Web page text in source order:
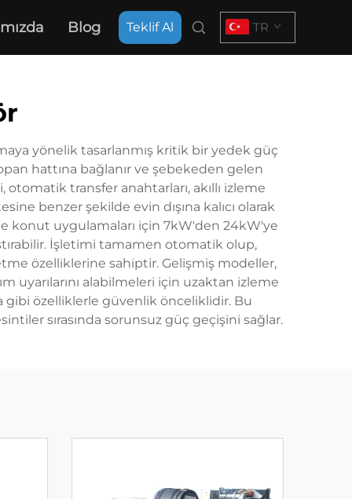
Blog Teklif Al TR
yönelik tasarlanmış kritik bir yedek güç
hattına bağlanır ve şebekeden gelen
transfer anahtarları, akıllı izleme
benzer şekilde evin dışına kalıcı olarak
konut uygulamaları için 7kW'den 24kW'ye
İşletimi tamamen otomatik olup,
özelliklerine sahiptir. Gelişmiş modeller,
uyarılarını alabilmeleri için uzaktan izleme
gibi özelliklerle güvenlik önceliklidir. Bu
sırasında sorunsuz güç geçişini sağlar.